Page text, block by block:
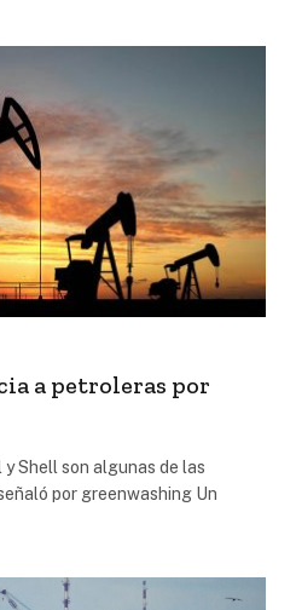
a petroleras por
Shell son algunas de las
por greenwashing Un